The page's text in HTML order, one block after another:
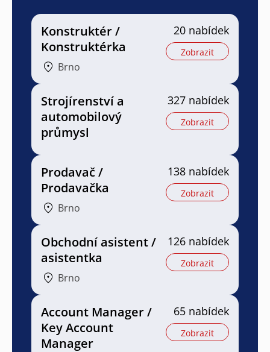
Konstruktér /
Konstruktérka
Brno
20 nabídek
Zobrazit
Strojírenství a
automobilový
průmysl
327 nabídek
Zobrazit
Prodavač /
Prodavačka
Brno
138 nabídek
Zobrazit
Obchodní asistent /
asistentka
Brno
126 nabídek
Zobrazit
Account Manager /
Key Account
Manager
65 nabídek
Zobrazit